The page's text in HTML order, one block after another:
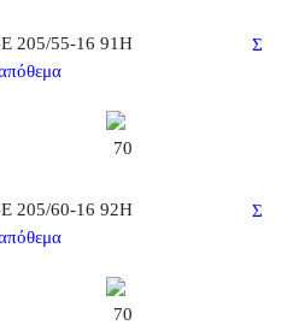
205/55-16 91H
Σ
70
205/60-16 92H
Σ
70